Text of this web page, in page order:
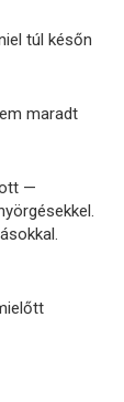
túl későn
maradt
—